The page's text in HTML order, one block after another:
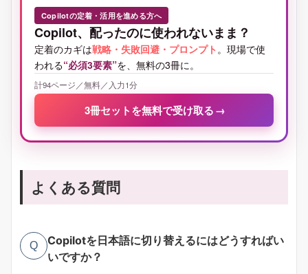
Copilotの定着・活用を進める方へ
Copilot、配ったのに使われないまま？
定着のカギは戦略・失敗回避・プロンプト 。現場で使
われる“必須3要素”を、無料の3冊に。
計94ページ／無料／入力1分
3冊セットを無料で受け取る →
よくある質問
Q
Copilotを日本語に切り替えるにはどうすればい
いですか？